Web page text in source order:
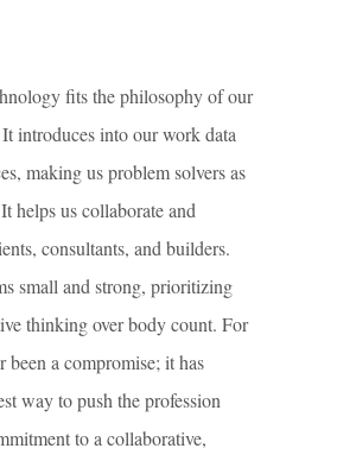
fits the philosophy of our
introduces into our work data
making us problem solvers as
helps us collaborate and
consultants, and builders.
small and strong, prioritizing
thinking over body count. For
been a compromise; it has
way to push the profession
to a collaborative,